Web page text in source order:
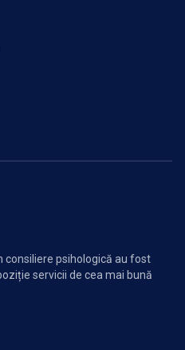
consiliere psihologică au fost
servicii de cea mai bună